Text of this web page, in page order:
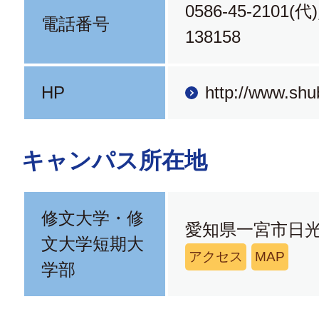
電話番号
0586-45-2101(代
138158
HP http://
キャンパス所在地
修文大学・修
文大学短期大
学部
愛知県一宮市日
アクセス MAP